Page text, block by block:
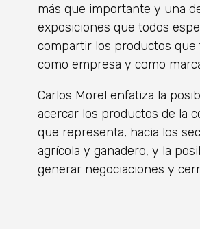
más que importante y una
exposiciones que todos
compartir los productos que
como empresa y como
Carlos Morel enfatiza la
acercar los productos de la
que representa, hacia los
agrícola y ganadero, y la
generar negociaciones y